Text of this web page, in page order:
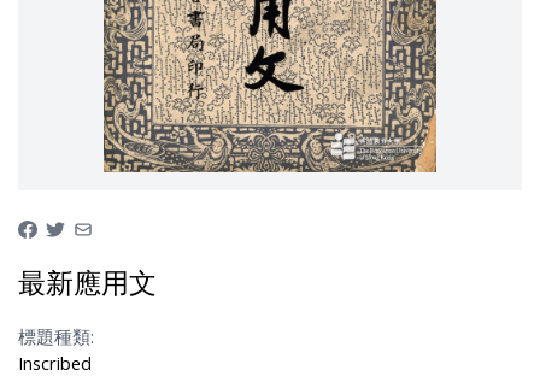
最新應用文
標題種類:
Inscribed